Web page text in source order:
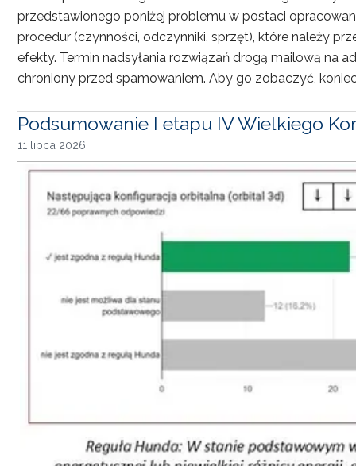
przedstawionego poniżej problemu w postaci
procedur (czynności, odczynniki, sprzęt), które należy
efekty. Termin nadsyłania rozwiązań drogą mailową na
chroniony przed spamowaniem. Aby go zobaczyć,
Podsumowanie I etapu IV Wielkiego
11 lipca 2026